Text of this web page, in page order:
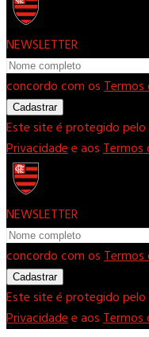
NEWSLETTER
concordo com osTermos
Cadastrar
Este site é protegido pelo
Privacidadee aosTermos
NEWSLETTER
concordo com osTermos
Cadastrar
Este site é protegido pelo
Privacidadee aosTermos